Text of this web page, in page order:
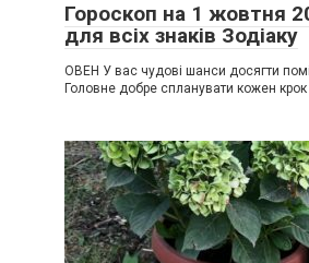
Гороскоп на 1 жовтня
для всіх знаків Зодіаку
ОВЕН У вас чудові шанси досягти
Головне добре спланувати кожен крок